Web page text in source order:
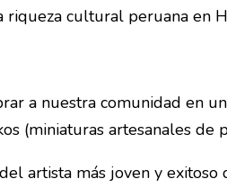
a nuestra comunidad en
(miniaturas artesanales de
artista más joven y